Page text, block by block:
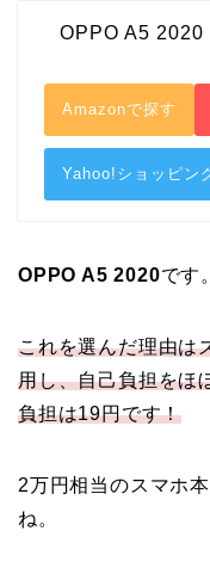
OPPO A5 2020
Amazonで探す
Yahoo!ショッピン
OPPO A5 2020です。
これを選んだ理由は
用し、自己負担をほ
負担は19円です！
2万円相当のスマホ
ね。